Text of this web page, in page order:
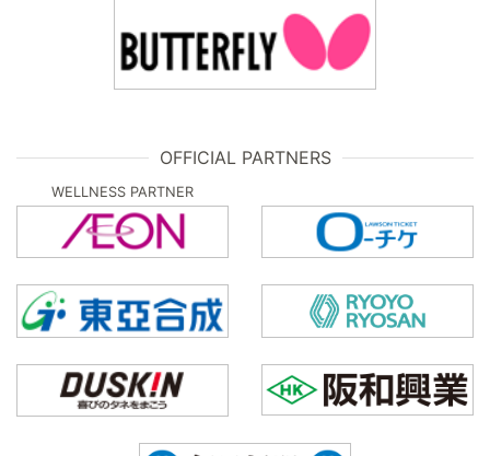
OFFICIAL PARTNERS
WELLNESS PARTNER